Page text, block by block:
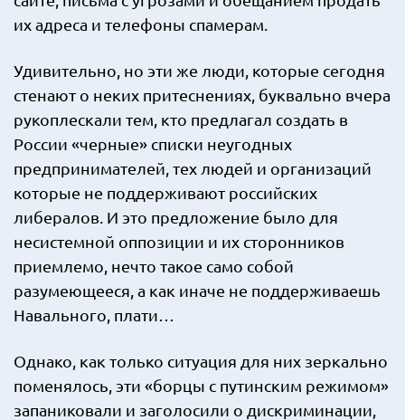
их адреса и телефоны спамерам.
Удивительно, но эти же люди, которые сегодня
стенают о неких притеснениях, буквально вчера
рукоплескали тем, кто предлагал создать в
России «черные» списки неугодных
предпринимателей, тех людей и организаций
которые не поддерживают российских
либералов. И это предложение было для
несистемной оппозиции и их сторонников
приемлемо, нечто такое само собой
разумеющееся, а как иначе не поддерживаешь
Навального, плати…
Однако, как только ситуация для них зеркально
поменялось, эти «борцы с путинским режимом»
запаниковали и заголосили о дискриминации,